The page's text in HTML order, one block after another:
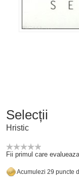
Selecții
Hristic
Fii primul care
Acumulezi 29 puncte